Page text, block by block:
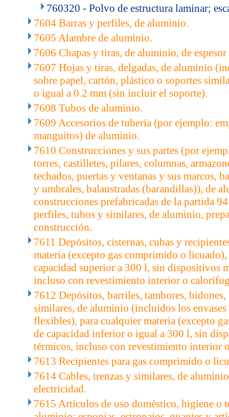
760320 - Polvo de estructura laminar;
7604 Barras y perfiles, de aluminio.
7605 Alambre de aluminio.
7606 Chapas y tiras, de aluminio, de
7607 Hojas y tiras, delgadas, de aluminio
sobre papel, cartón, plástico o soportes
o igual a 0.2 mm (sin incluir el soporte).
7608 Tubos de aluminio.
7609 Accesorios de tubería (por ejemplo:
manguitos) de aluminio.
7610 Construcciones y sus partes (por
torres, castilletes, pilares, columnas,
techados, puertas y ventanas y sus marcos,
y umbrales, balaustradas (barandillas)), de
construcciones prefabricadas de la partida
perfiles, tubos y similares, de aluminio,
construcción.
7611 Depósitos, cisternas, cubas y
materia (excepto gas comprimido o
capacidad superior a 300 l, sin dispositivos
incluso con revestimiento interior o
7612 Depósitos, barriles, tambores,
similares, de aluminio (incluidos los
flexibles), para cualquier materia (excepto
de capacidad inferior o igual a 300 l, sin
térmicos, incluso con revestimiento interior
7613 Recipientes para gas comprimido o
7614 Cables, trenzas y similares, de
electricidad.
7615 Artículos de uso doméstico, higiene o